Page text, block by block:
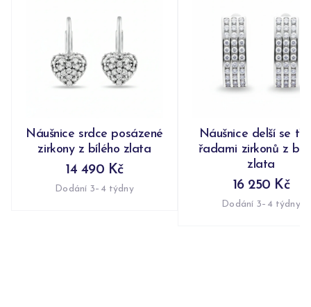
Náušnice srdce posázené
zirkony z bílého zlata
14 490 Kč
Dodání 3–4 týdny
Náušnice delší se
řadami zirkonů z
zlata
16 250 Kč
Dodání 3–4 týdny